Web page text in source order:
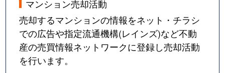
マンション売却活動
売却するマンションの情報をネット・チラシ
での広告や指定流通機構(レインズ)など不動
産の売買情報ネットワークに登録し売却活動
を行います。